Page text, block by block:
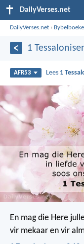
DailyVerses.net
DailyVerses.net › Bybelboeke
1
AFR53 Lees 1
En mag die Here
vir mekaar en vir